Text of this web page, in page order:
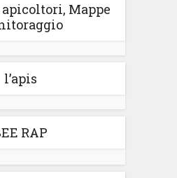
Mappe
l’apis
RAP